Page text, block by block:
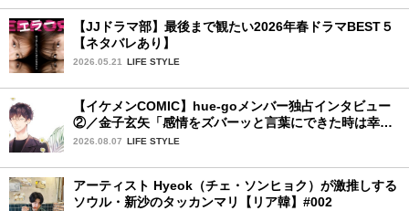
【JJドラマ部】最後まで観たい2026年春ドラマBEST５
【ネタバレあり】
2026.05.21 LIFE STYLE
【イケメンCOMIC】hue-goメンバー独占インタビュー
②／金子玄矢「感情をズバーッと言葉にできた時は幸
せ〜」
2026.08.07 LIFE STYLE
アーティスト Hyeok（チェ・ソンヒョク）が激推しする
ソウル・新沙のタッカンマリ【リア韓】#002